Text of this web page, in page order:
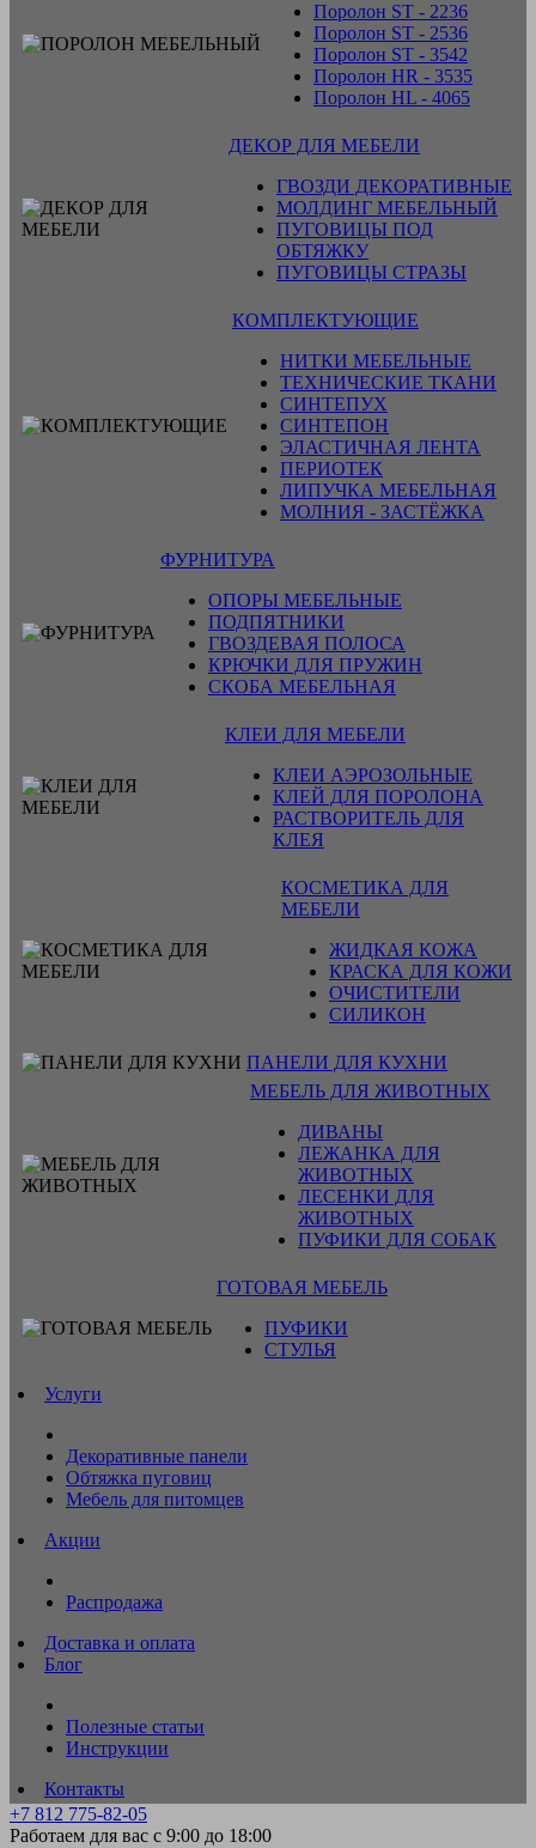
Поролон ST - 2236
Поролон ST - 2536
Поролон ST - 3542
Поролон HR - 3535
Поролон HL - 4065
ДЕКОР ДЛЯ МЕБЕЛИ
ГВОЗДИ ДЕКОРАТИВНЫЕ
МОЛДИНГ МЕБЕЛЬНЫЙ
ПУГОВИЦЫ ПОД
ОБТЯЖКУ
ПУГОВИЦЫ СТРАЗЫ
КОМПЛЕКТУЮЩИЕ
НИТКИ МЕБЕЛЬНЫЕ
ТЕХНИЧЕСКИЕ ТКАНИ
СИНТЕПУХ
СИНТЕПОН
ЭЛАСТИЧНАЯ ЛЕНТА
ПЕРИОТЕК
ЛИПУЧКА МЕБЕЛЬНАЯ
МОЛНИЯ - ЗАСТЁЖКА
ФУРНИТУРА
ОПОРЫ МЕБЕЛЬНЫЕ
ПОДПЯТНИКИ
ГВОЗДЕВАЯ ПОЛОСА
КРЮЧКИ ДЛЯ ПРУЖИН
СКОБА МЕБЕЛЬНАЯ
КЛЕИ ДЛЯ МЕБЕЛИ
КЛЕИ АЭРОЗОЛЬНЫЕ
КЛЕЙ ДЛЯ ПОРОЛОНА
РАСТВОРИТЕЛЬ ДЛЯ
КЛЕЯ
КОСМЕТИКА ДЛЯ
МЕБЕЛИ
ЖИДКАЯ КОЖА
КРАСКА ДЛЯ КОЖИ
ОЧИСТИТЕЛИ
СИЛИКОН
ПАНЕЛИ ДЛЯ КУХНИ
МЕБЕЛЬ ДЛЯ ЖИВОТНЫХ
ДИВАНЫ
ЛЕЖАНКА ДЛЯ
ЖИВОТНЫХ
ЛЕСЕНКИ ДЛЯ
ЖИВОТНЫХ
ПУФИКИ ДЛЯ СОБАК
ГОТОВАЯ МЕБЕЛЬ
ПУФИКИ
СТУЛЬЯ
Услуги
Декоративные панели
Обтяжка пуговиц
Мебель для питомцев
Акции
Распродажа
Доставка и оплата
Блог
Полезные статьи
Инструкции
Контакты
+7 812 775-82-05
Работаем для вас с 9:00 до 18:00